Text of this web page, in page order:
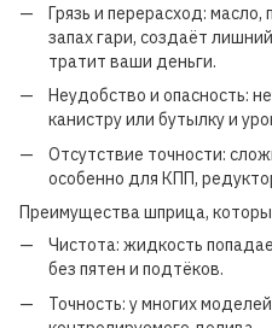
Грязь и перерасход:
запах гари, создаёт
тратит ваши деньги.
Неудобство и опасность:
канистру или бутылку и
Отсутствие точности:
особенно для КПП,
Преимущества шприца,
Чистота: жидкость
без пятен и подтёков.
Точность: у многих